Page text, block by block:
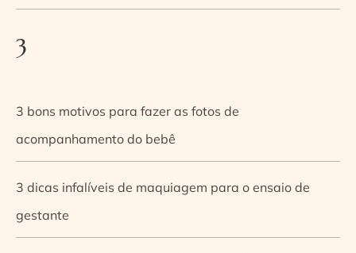
3
3 bons motivos para fazer as fotos de
acompanhamento do bebê
3 dicas infalíveis de maquiagem para o ensaio de
gestante